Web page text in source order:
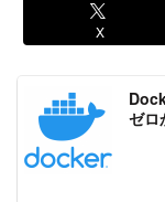
X
ゼロ